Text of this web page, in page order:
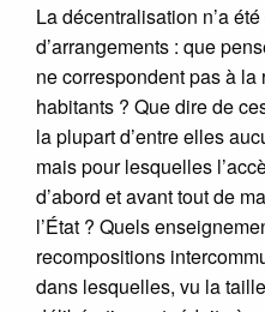
La décentralisation n’a
d’arrangements : que
ne correspondent pas à
habitants ? Que dire de
la plupart d’entre elles
mais pour lesquelles
d’abord et avant tout de
l’État ? Quels
recompositions
dans lesquelles, vu la